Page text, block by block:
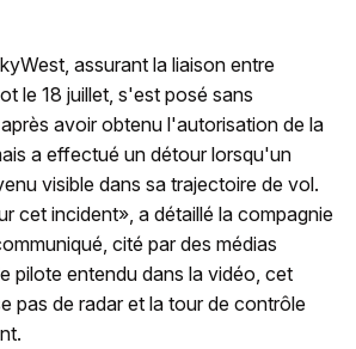
assurant la liaison entre
le 18 juillet, s'est posé sans
avoir obtenu l'autorisation de la
a effectué un détour lorsqu'un
visible dans sa trajectoire de vol.
cet incident», a détaillé la compagnie
cité par des médias
pilote entendu dans la vidéo, cet
pas de radar et la tour de contrôle